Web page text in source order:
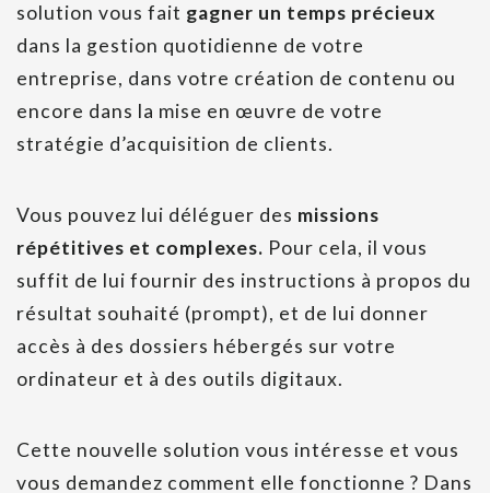
solution vous fait gagner un temps précieux
dans la gestion quotidienne de votre
entreprise, dans votre création de contenu ou
encore dans la mise en œuvre de votre
stratégie d’acquisition de clients.
Vous pouvez lui déléguer des missions
répétitives et complexes. Pour cela, il vous
suffit de lui fournir des instructions à propos du
résultat souhaité (prompt), et de lui donner
accès à des dossiers hébergés sur votre
ordinateur et à des outils digitaux.
Cette nouvelle solution vous intéresse et vous
vous demandez comment elle fonctionne ? Dans